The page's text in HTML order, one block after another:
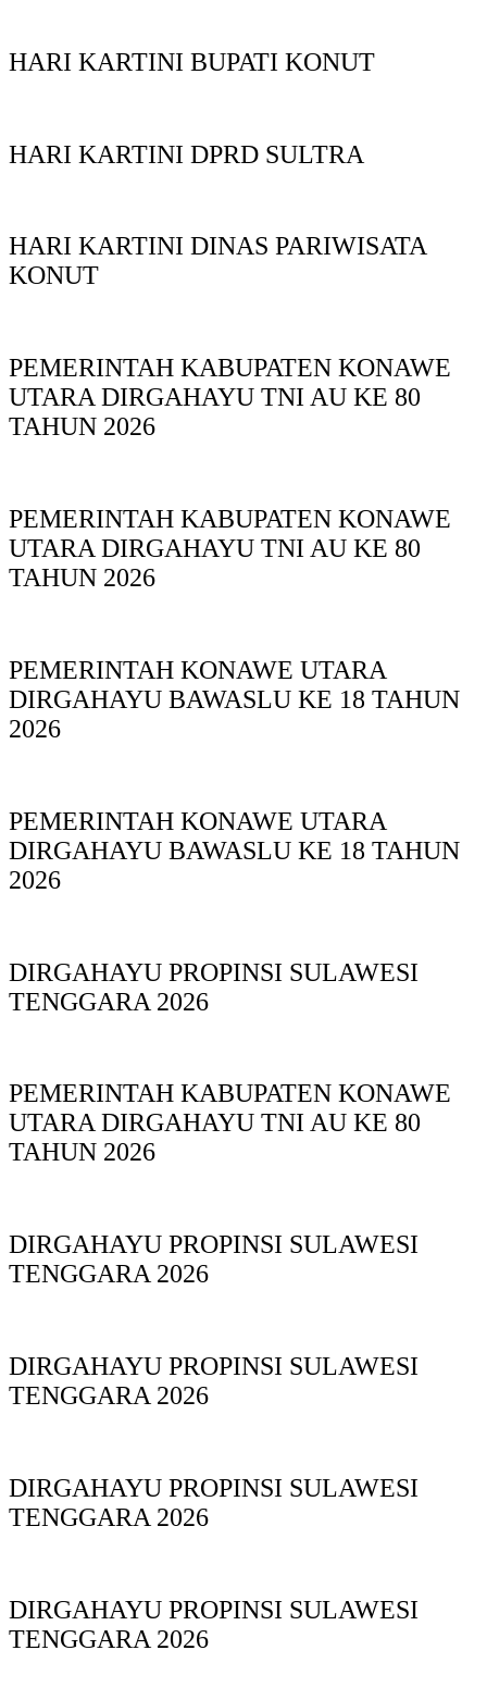
HARI KARTINI BUPATI KONUT
HARI KARTINI DPRD SULTRA
HARI KARTINI DINAS PARIWISATA
KONUT
PEMERINTAH KABUPATEN KONAWE
UTARA DIRGAHAYU TNI AU KE 80
TAHUN 2026
PEMERINTAH KABUPATEN KONAWE
UTARA DIRGAHAYU TNI AU KE 80
TAHUN 2026
PEMERINTAH KONAWE UTARA
DIRGAHAYU BAWASLU KE 18 TAHUN
2026
PEMERINTAH KONAWE UTARA
DIRGAHAYU BAWASLU KE 18 TAHUN
2026
DIRGAHAYU PROPINSI SULAWESI
TENGGARA 2026
PEMERINTAH KABUPATEN KONAWE
UTARA DIRGAHAYU TNI AU KE 80
TAHUN 2026
DIRGAHAYU PROPINSI SULAWESI
TENGGARA 2026
DIRGAHAYU PROPINSI SULAWESI
TENGGARA 2026
DIRGAHAYU PROPINSI SULAWESI
TENGGARA 2026
DIRGAHAYU PROPINSI SULAWESI
TENGGARA 2026